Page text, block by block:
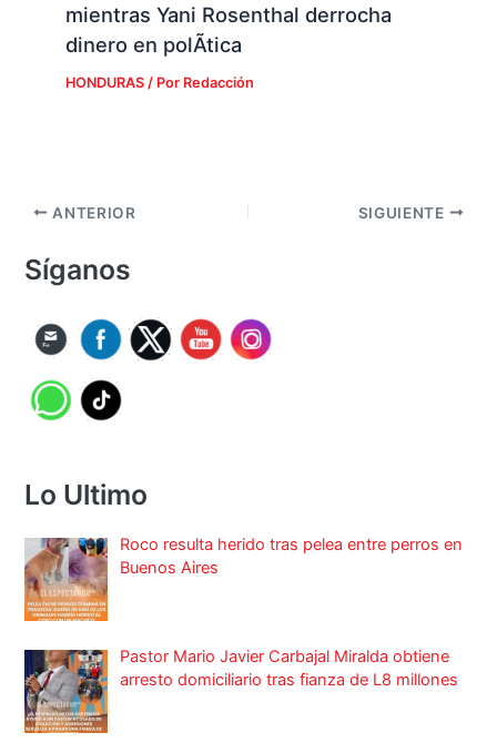
mientras Yani Rosenthal derrocha
dinero en polÃ­tica
HONDURAS/ Por Redacción
ANTERIOR SIGUIENTE
Síganos
Lo Ultimo
Roco resulta herido tras pelea entre perros en
Buenos Aires
Pastor Mario Javier Carbajal Miralda obtiene
arresto domiciliario tras fianza de L8 millones